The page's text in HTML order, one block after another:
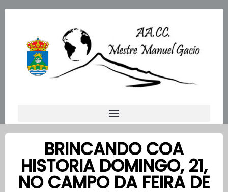
BRINCANDO COA
HISTORIA DOMINGO, 21,
NO CAMPO DA FEIRA DE